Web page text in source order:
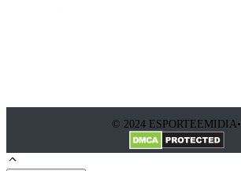
© 2024 ESPORTEEMIDIA•